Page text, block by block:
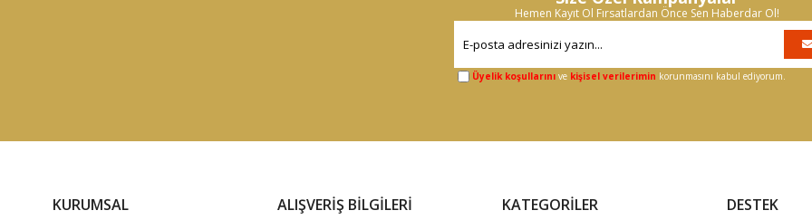
Hemen Kayıt Ol Fırsatlardan Önce Sen Haberdar Ol!
Üyelik koşullarınıve kişisel verilerimin korunmasını kabul ediyorum.
KURUMSAL ALIŞVERİŞ BİLGİLERİ KATEGORİLER DESTEK